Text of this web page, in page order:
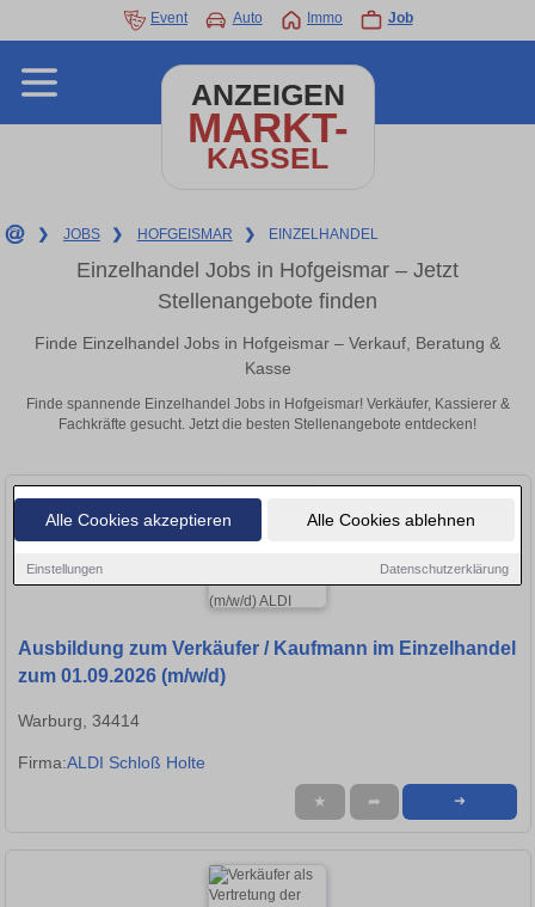
Alle Cookies akzeptieren Alle Cookies ablehnen
Einstellungen Datenschutzerklärung
Event Auto Immo Job
ANZEIGEN
MARKT-
KASSEL
❯ JOBS ❯ HOFGEISMAR ❯ EINZELHANDEL
Einzelhandel Jobs in Hofgeismar – Jetzt
Stellenangebote finden
Finde Einzelhandel Jobs in Hofgeismar – Verkauf, Beratung &
Kasse
Finde spannende Einzelhandel Jobs in Hofgeismar! Verkäufer, Kassierer &
Fachkräfte gesucht. Jetzt die besten Stellenangebote entdecken!
Ausbildung zum Verkäufer / Kaufmann im Einzelhandel
zum 01.09.2026 (m/w/d)
Warburg, 34414
Firma:ALDI Schloß Holte
★ ➦ ➜